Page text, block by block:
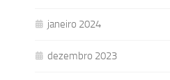
janeiro 2024
dezembro 2023